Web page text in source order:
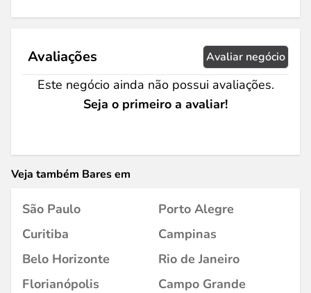
Avaliações Avaliar negócio
Este negócio ainda não possui avaliações.
Seja o primeiro a avaliar!
Veja também Bares em
São Paulo
Porto Alegre
Curitiba
Campinas
Belo Horizonte
Rio de Janeiro
Florianópolis
Campo Grande